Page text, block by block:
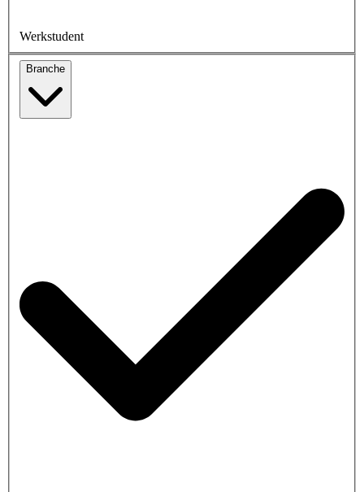
Werkstudent
Branche